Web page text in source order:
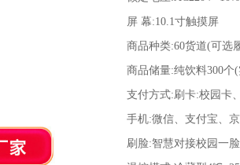
屏 幕:10.1寸触摸屏
商品种类:60货道(可选
商品储量:纯饮料300个
支付方式:刷卡:校园卡
手机:微信、支付宝、
刷脸:智慧对接校园一